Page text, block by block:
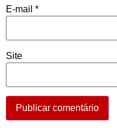
E-mail *
Site